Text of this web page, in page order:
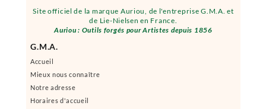
Site officiel de la marque Auriou, de l'entreprise G.M.A. et
de Lie-Nielsen en France.
Auriou : Outils forgés pour Artistes depuis 1856
G.M.A.
Accueil
Mieux nous connaître
Notre adresse
Horaires d'accueil